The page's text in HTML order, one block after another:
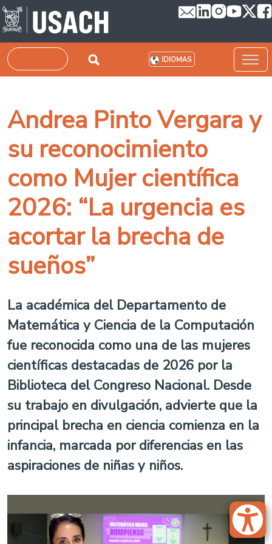
Pasar al contenido principal
Buscar IDIOMAS
Andrea Pinto Vergara y
su reconocimiento
como Mujer científica
2026: “La urgencia es
acortar la brecha de
sueños”
La académica del Departamento de
Matemática y Ciencia de la Computación
fue reconocida como una de las mujeres
científicas destacadas de 2026 por la
Biblioteca del Congreso Nacional. Desde
su trabajo en divulgación, advierte que la
principal brecha en ciencia comienza en la
infancia, marcada por diferencias en las
aspiraciones de niñas y niños.